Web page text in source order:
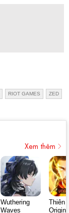
RIOT GAMES ZED
Xem thêm
Wuthering
Waves
Thiên
Origin